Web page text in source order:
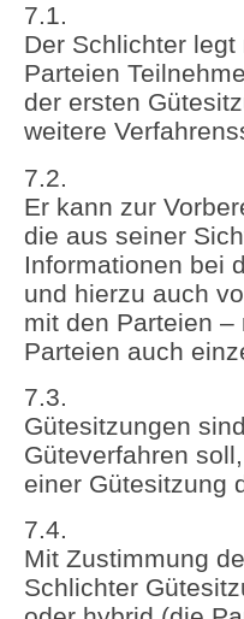
7.1.
Der Schlichter
Parteien
der ersten
weitere
7.2.
Er kann zur
die aus seiner
Informationen bei
und hierzu auch
mit den Parteien
Parteien auch
7.3.
Gütesitzungen
Güteverfahren
einer Gütesitzung
7.4.
Mit Zustimmung
Schlichter